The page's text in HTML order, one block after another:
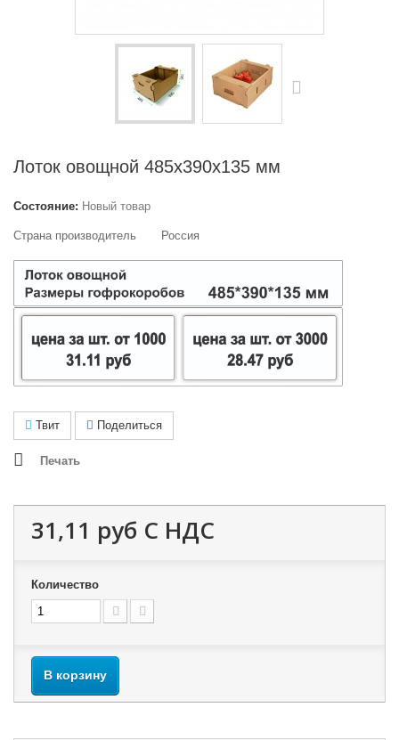
Лоток овощной 485х390х135 мм
Состояние: Новый товар
Страна производитель Россия
Твит Поделиться
Печать
31,11 руб С НДС
Количество
В корзину